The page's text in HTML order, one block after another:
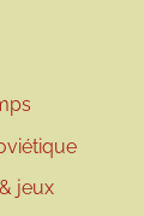
jeux